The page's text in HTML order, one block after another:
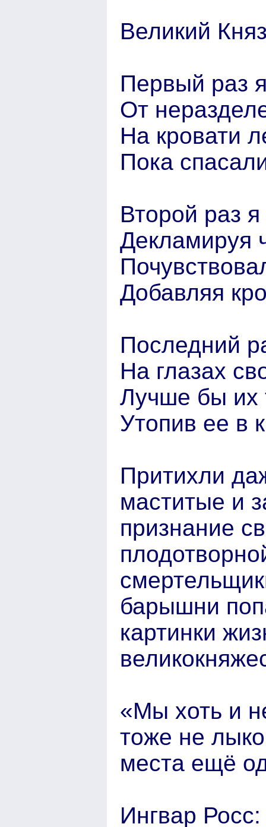
Великий
Первый раз
От
На кровати
Пока
Второй раз
Декламируя
Добавляя
Последний
На глазах
Лучше бы их
Утопив ее в
Притихли
маститые и
признание
барышни
картинки
«Мы хоть и
тоже не
места ещё
Ингвар Росс: